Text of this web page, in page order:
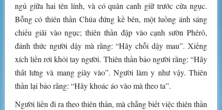
ngủ giữa hai tên lính, và có quân canh giữ trước cửa ngục.
Bỗng có thiên thần Chúa đứng kề bên, một luồng ánh sáng
chiếu giãi vào ngục; thiên thần đập vào cạnh sườn Phêrô,
đánh thức người dậy mà rằng: “Hãy chỗi dậy mau”. Xiềng
xích liền rơi khỏi tay người. Thiên thần bảo người rằng: “Hãy
thắt lưng và mang giày vào”. Người làm y như vậy. Thiên
thần lại bảo rằng: “Hãy khoác áo vào mà theo ta”.
Người liền đi ra theo thiên thần, mà chẳng biết việc thiên thần